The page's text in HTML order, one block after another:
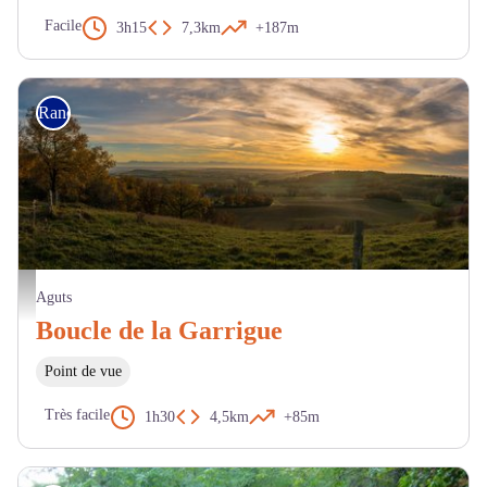
Facile 3h15 7,3km +187m
Paysage - Pays de Cocagne
Randonnée
Aguts
Boucle de la Garrigue
Point de vue
Très facile 1h30 4,5km +85m